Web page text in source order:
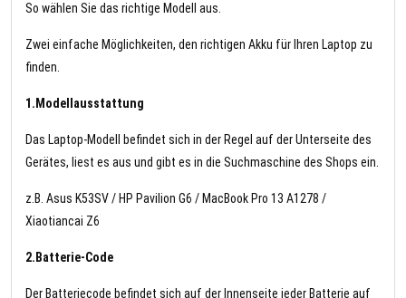
So wählen Sie das richtige Modell aus.
Zwei einfache Möglichkeiten, den richtigen Akku für Ihren Laptop zu
finden.
1.Modellausstattung
Das Laptop-Modell befindet sich in der Regel auf der Unterseite des
Gerätes, liest es aus und gibt es in die Suchmaschine des Shops ein.
z.B. Asus K53SV / HP Pavilion G6 / MacBook Pro 13 A1278 /
Xiaotiancai Z6
2.Batterie-Code
Der Batteriecode befindet sich auf der Innenseite jeder Batterie auf